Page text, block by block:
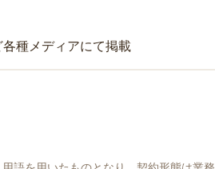
種メディアにて掲載